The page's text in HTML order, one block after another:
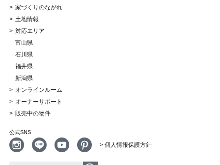
家づくりのながれ
土地情報
対応エリア
富山県
石川県
福井県
新潟県
オンラインルーム
オーナーサポート
販売中の物件
公式SNS
> 個人情報保護方針